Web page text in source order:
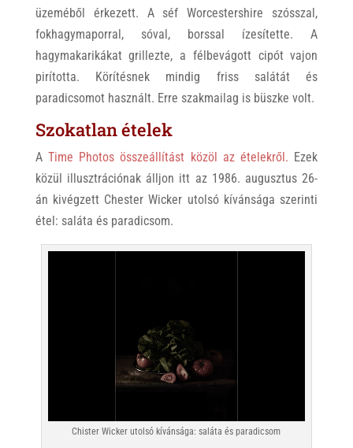
üzeméből érkezett. A séf Worcestershire szósszal,
fokhagymaporral, sóval, borssal ízesítette. A
hagymakarikákat grillezte, a félbevágott cipót vajon
pirította. Körítésnek mindig friss salátát és
paradicsomot használt. Erre szakmailag is büszke volt.
Szokatlan ételek
A Time Photos összeállítást közöl az ételekről. Ezek
közül illusztrációnak álljon itt az 1986. augusztus 26-
án kivégzett Chester Wicker utolsó kívánsága szerinti
étel: saláta és paradicsom.
Chister Wicker utolsó kívánsága: saláta és paradicsom